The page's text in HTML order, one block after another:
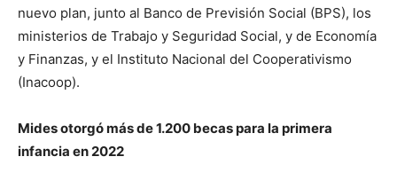
nuevo plan, junto al Banco de Previsión Social (BPS), los
ministerios de Trabajo y Seguridad Social, y de Economía
y Finanzas, y el Instituto Nacional del Cooperativismo
(Inacoop).
Mides otorgó más de 1.200 becas para la primera
infancia en 2022